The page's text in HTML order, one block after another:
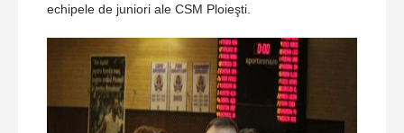
echipele de juniori ale CSM Ploieşti.